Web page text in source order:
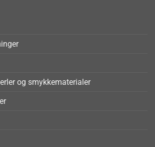
og smykkematerialer